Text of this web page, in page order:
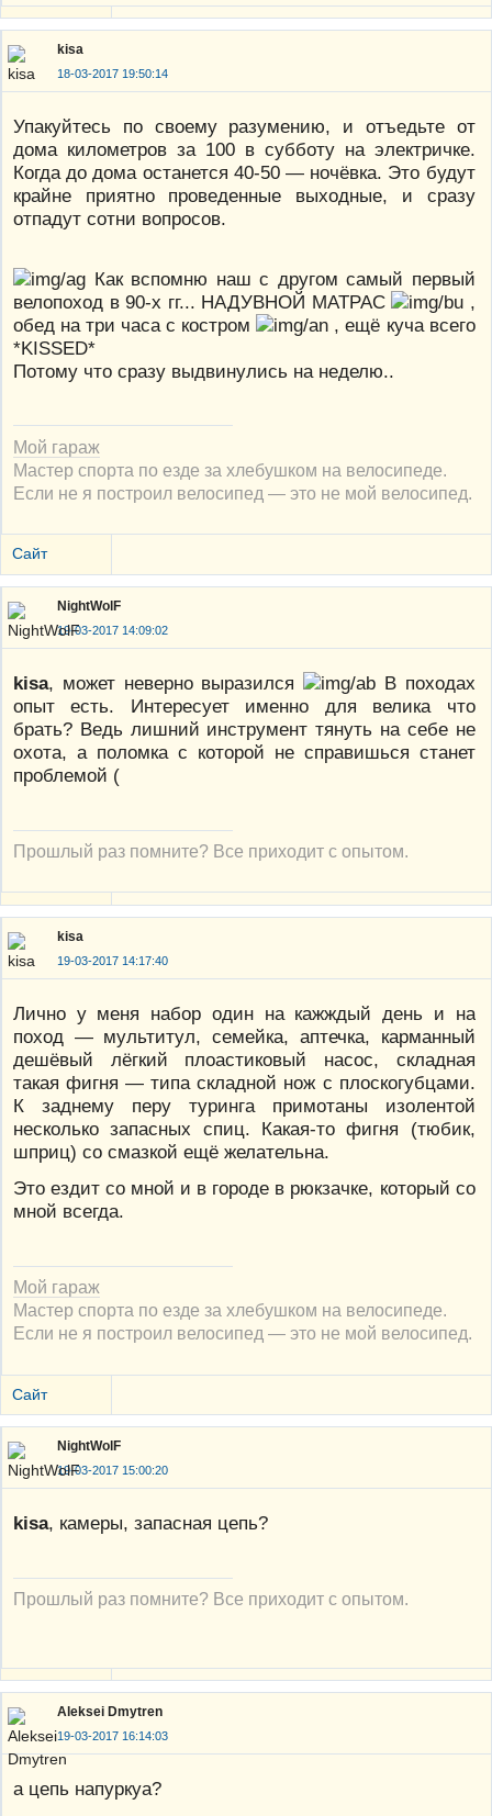
kisa
18-03-2017 19:50:14
Упакуйтесь по своему разумению, и отъедьте от
дома километров за 100 в субботу на электричке.
Когда до дома останется 40-50 — ночёвка. Это будут
крайне приятно проведенные выходные, и сразу
отпадут сотни вопросов.
Как вспомню наш с другом самый первый
велопоход в 90-х гг... НАДУВНОЙ МАТРАС
,
обед на три часа с костром
, ещё куча всего
*KISSED*
Потому что сразу выдвинулись на неделю..
Мой гараж
Мастер спорта по езде за хлебушком на велосипеде.
Если не я построил велосипед — это не мой велосипед.
Сайт
NightWolF
19-03-2017 14:09:02
kisa, может неверно выразился
В походах
опыт есть. Интересует именно для велика что
брать? Ведь лишний инструмент тянуть на себе не
охота, а поломка с которой не справишься станет
проблемой (
Прошлый раз помните? Все приходит с опытом.
kisa
19-03-2017 14:17:40
Лично у меня набор один на кажждый день и на
поход — мультитул, семейка, аптечка, карманный
дешёвый лёгкий плоастиковый насос, складная
такая фигня — типа складной нож с плоскогубцами.
К заднему перу туринга примотаны изолентой
несколько запасных спиц. Какая-то фигня (тюбик,
шприц) со смазкой ещё желательна.
Это ездит со мной и в городе в рюкзачке, который со
мной всегда.
Мой гараж
Мастер спорта по езде за хлебушком на велосипеде.
Если не я построил велосипед — это не мой велосипед.
Сайт
NightWolF
19-03-2017 15:00:20
kisa, камеры, запасная цепь?
Прошлый раз помните? Все приходит с опытом.
Aleksei Dmytren
19-03-2017 16:14:03
а цепь напуркуа?